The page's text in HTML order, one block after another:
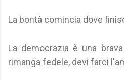
La bontà comincia dove
La democrazia è una
rimanga fedele, devi farci